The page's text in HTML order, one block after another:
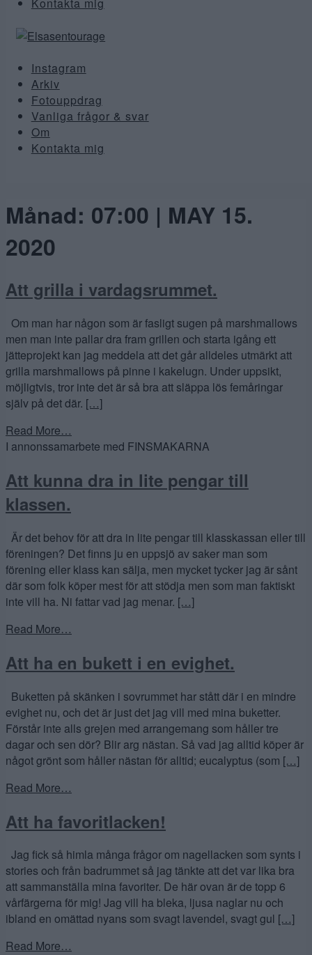
Kontakta mig
Instagram
Arkiv
Fotouppdrag
Vanliga frågor & svar
Om
Kontakta mig
Månad: 07:00 | MAY 15.
2020
Att grilla i vardagsrummet.
Om man har någon som är fasligt sugen på marshmallows
men man inte pallar dra fram grillen och starta igång ett
jätteprojekt kan jag meddela att det går alldeles utmärkt att
grilla marshmallows på pinne i kakelugn. Under uppsikt,
möjligtvis, tror inte det är så bra att släppa lös femåringar
själv på det där. […]
Read More…
I annonssamarbete med FINSMAKARNA
Att kunna dra in lite pengar till
klassen.
Är det behov för att dra in lite pengar till klasskassan eller till
föreningen? Det finns ju en uppsjö av saker man som
förening eller klass kan sälja, men mycket tycker jag är sånt
där som folk köper mest för att stödja men som man faktiskt
inte vill ha. Ni fattar vad jag menar. […]
Read More…
Att ha en bukett i en evighet.
Buketten på skänken i sovrummet har stått där i en mindre
evighet nu, och det är just det jag vill med mina buketter.
Förstår inte alls grejen med arrangemang som håller tre
dagar och sen dör? Blir arg nästan. Så vad jag alltid köper är
något grönt som håller nästan för alltid; eucalyptus (som […]
Read More…
Att ha favoritlacken!
Jag fick så himla många frågor om nagellacken som synts i
stories och från badrummet så jag tänkte att det var lika bra
att sammanställa mina favoriter. De här ovan är de topp 6
vårfärgerna för mig! Jag vill ha bleka, ljusa naglar nu och
ibland en omättad nyans som svagt lavendel, svagt gul […]
Read More…